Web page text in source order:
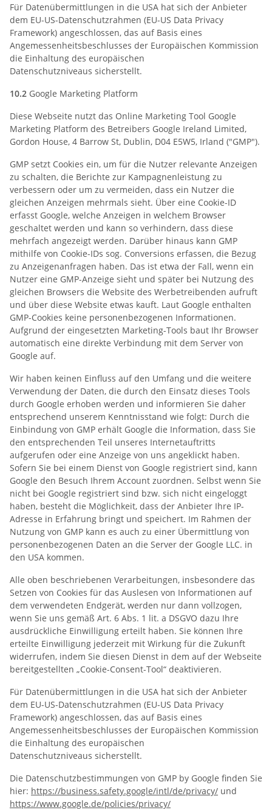
Für Datenübermittlungen in die USA hat sich der Anbieter
dem EU-US-Datenschutzrahmen (EU-US Data Privacy
Framework) angeschlossen, das auf Basis eines
Angemessenheitsbeschlusses der Europäischen Kommission
die Einhaltung des europäischen
Datenschutzniveaus sicherstellt.
10.2 Google Marketing Platform
Diese Webseite nutzt das Online Marketing Tool Google
Marketing Platform des Betreibers Google Ireland Limited,
Gordon House, 4 Barrow St, Dublin, D04 E5W5, Irland ("GMP").
GMP setzt Cookies ein, um für die Nutzer relevante Anzeigen
zu schalten, die Berichte zur Kampagnenleistung zu
verbessern oder um zu vermeiden, dass ein Nutzer die
gleichen Anzeigen mehrmals sieht. Über eine Cookie-ID
erfasst Google, welche Anzeigen in welchem Browser
geschaltet werden und kann so verhindern, dass diese
mehrfach angezeigt werden. Darüber hinaus kann GMP
mithilfe von Cookie-IDs sog. Conversions erfassen, die Bezug
zu Anzeigenanfragen haben. Das ist etwa der Fall, wenn ein
Nutzer eine GMP-Anzeige sieht und später bei Nutzung des
gleichen Browsers die Website des Werbetreibenden aufruft
und über diese Website etwas kauft. Laut Google enthalten
GMP-Cookies keine personenbezogenen Informationen.
Aufgrund der eingesetzten Marketing-Tools baut Ihr Browser
automatisch eine direkte Verbindung mit dem Server von
Google auf.
Wir haben keinen Einfluss auf den Umfang und die weitere
Verwendung der Daten, die durch den Einsatz dieses Tools
durch Google erhoben werden und informieren Sie daher
entsprechend unserem Kenntnisstand wie folgt: Durch die
Einbindung von GMP erhält Google die Information, dass Sie
den entsprechenden Teil unseres Internetauftritts
aufgerufen oder eine Anzeige von uns angeklickt haben.
Sofern Sie bei einem Dienst von Google registriert sind, kann
Google den Besuch Ihrem Account zuordnen. Selbst wenn Sie
nicht bei Google registriert sind bzw. sich nicht eingeloggt
haben, besteht die Möglichkeit, dass der Anbieter Ihre IP-
Adresse in Erfahrung bringt und speichert. Im Rahmen der
Nutzung von GMP kann es auch zu einer Übermittlung von
personenbezogenen Daten an die Server der Google LLC. in
den USA kommen.
Alle oben beschriebenen Verarbeitungen, insbesondere das
Setzen von Cookies für das Auslesen von Informationen auf
dem verwendeten Endgerät, werden nur dann vollzogen,
wenn Sie uns gemäß Art. 6 Abs. 1 lit. a DSGVO dazu Ihre
ausdrückliche Einwilligung erteilt haben. Sie können Ihre
erteilte Einwilligung jederzeit mit Wirkung für die Zukunft
widerrufen, indem Sie diesen Dienst in dem auf der Webseite
bereitgestellten „Cookie-Consent-Tool“ deaktivieren.
Für Datenübermittlungen in die USA hat sich der Anbieter
dem EU-US-Datenschutzrahmen (EU-US Data Privacy
Framework) angeschlossen, das auf Basis eines
Angemessenheitsbeschlusses der Europäischen Kommission
die Einhaltung des europäischen
Datenschutzniveaus sicherstellt.
Die Datenschutzbestimmungen von GMP by Google finden Sie
hier: https://business.safety.google/intl/de/privacy/ und
https://www.google.de/policies/privacy/